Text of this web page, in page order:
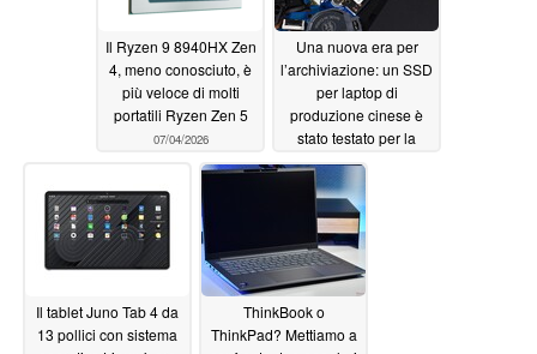
Il Ryzen 9 8940HX Zen
4, meno conosciuto, è
più veloce di molti
portatili Ryzen Zen 5
07/04/2026
Una nuova era per
l’archiviazione: un SSD
per laptop di
produzione cinese è
stato testato per la
prima volta su un
laptop Lenovo
Il tablet Juno Tab 4 da
13 pollici con sistema
ThinkBook o
ThinkPad? Mettiamo a